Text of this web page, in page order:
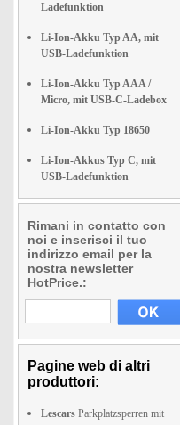
Ladefunktion
Li-Ion-Akku Typ AA, mit
USB-Ladefunktion
Li-Ion-Akku Typ AAA /
Micro, mit USB-C-Ladebox
Li-Ion-Akku Typ 18650
Li-Ion-Akkus Typ C, mit
USB-Ladefunktion
Rimani in contatto con
noi e inserisci il tuo
indirizzo email per la
nostra newsletter
HotPrice.:
Pagine web di altri
produttori:
Lescars Parkplatzsperren mit